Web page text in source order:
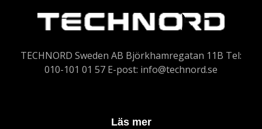
TECHNORD Sweden AB Björkhamregatan 11B Tel:
010-101 01 57 E-post: info@technord.se
Läs mer